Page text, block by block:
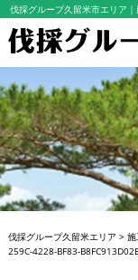
伐採グループ久留米市エリア
伐採グループ久留米エリア >
259C-4228-BF83-